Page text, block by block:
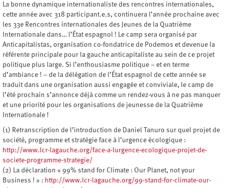
La bonne dynamique internationaliste des rencontres internationales,
cette année avec 318 participant.e.s, continuera l’année prochaine avec
les 33e Rencontres internationales des Jeunes de la Quatrième
Internationale dans… l’État espagnol ! Le camp sera organisé par
Anticapitalistas, organisation co-fondatrice de Podemos et devenue la
référente principale pour la gauche anticapitaliste au sein de ce projet
politique plus large. Si l’enthousiasme politique – et en terme
d’ambiance ! – de la délégation de l’État espagnol de cette année se
traduit dans une organisation aussi engagée et conviviale, le camp de
l’été prochain s’annonce déjà comme un rendez-vous à ne pas manquer
et une priorité pour les organisations de jeunesse de la Quatrième
Internationale !
(1) Retranscription de l’introduction de Daniel Tanuro sur quel projet de
société, programme et stratégie face à l’urgence écologique :
http://www.lcr-lagauche.org/face-a-lurgence-ecologique-projet-de-
societe-programme-strategie/
(2) La déclaration « 99% stand for Climate : Our Planet, not your
Business ! » : http://www.lcr-lagauche.org/99-stand-for-climate-our-